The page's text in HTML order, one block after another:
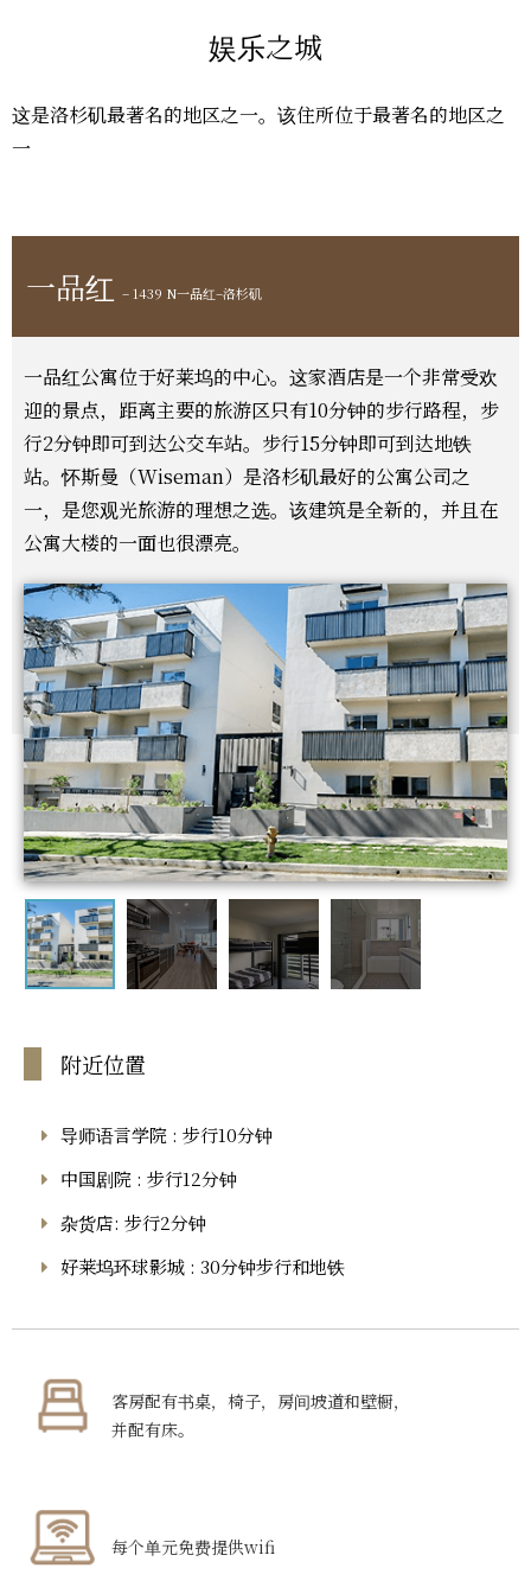
娱乐之城
这是洛杉矶最著名的地区之一。该住所位于最著名的地区之
一
一品红 – 1439 N一品红–洛杉矶
一品红公寓位于好莱坞的中心。这家酒店是一个非常受欢
迎的景点，距离主要的旅游区只有10分钟的步行路程，步
行2分钟即可到达公交车站。步行15分钟即可到达地铁
站。怀斯曼（Wiseman）是洛杉矶最好的公寓公司之
一，是您观光旅游的理想之选。该建筑是全新的，并且在
公寓大楼的一面也很漂亮。
附近位置
导师语言学院 : 步行10分钟
中国剧院 : 步行12分钟
杂货店: 步行2分钟
好莱坞环球影城 : 30分钟步行和地铁
客房配有书桌，椅子，房间坡道和壁橱，
并配有床。
每个单元免费提供wifi